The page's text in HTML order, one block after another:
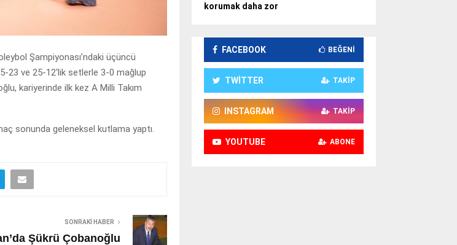
Şampiyonası’ndaki üçüncü
23 ve 25-12‘lik setlerle 3-0 mağlup
kariyerinde ilk kez A Milli Takım
sonunda geleneksel kutlama yaptı.
SONRAKI HABER
Şükrü Çobanoğlu
korumak daha zor
FACEBOOK BEĞENI
TWITTER TAKIP
INSTAGRAM TAKIP
YOUTUBE ABONE